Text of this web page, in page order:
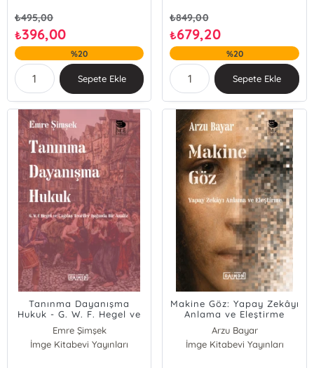
₺495,00
₺396,00
%20
Sepete Ekle
₺849,00
₺679,20
%20
Sepete Ekle
Tanınma Dayanışma
Hukuk - G. W. F. Hegel ve
Çağdaş Teoriler Işığında
Bir Analiz
Emre Şimşek
İmge Kitabevi Yayınları
Makine Göz: Yapay Zekâyı
Anlama ve Eleştirme
Arzu Bayar
İmge Kitabevi Yayınları